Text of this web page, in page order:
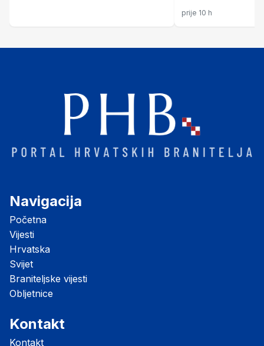
neće ispričavati
prije 10 h
Navigacija
Početna
Vijesti
Hrvatska
Svijet
Braniteljske vijesti
Obljetnice
Kontakt
Kontakt